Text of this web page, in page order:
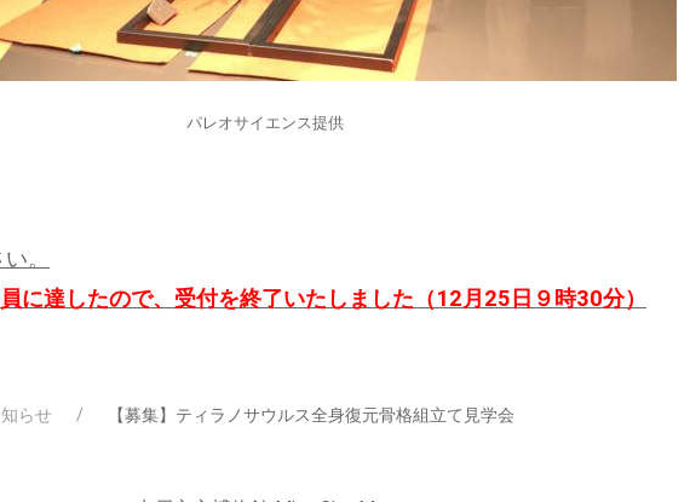
パレオサイエンス提供
。
に達したので、受付を終了いたしました（12月25日９時30分）
らせ 【募集】ティラノサウルス全身復元骨格組立て見学会